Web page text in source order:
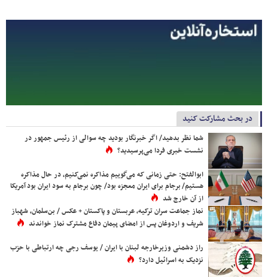
در بحث مشارکت کنید
شما نظر بدهید/ اگر خبرنگار بودید چه سوالی از رئیس جمهور در
نشست خبری فردا می‌پرسیدید؟
ابوالفتح: حتی زمانی که می‌گوییم مذاکره نمی‌کنیم، در حال مذاکره
هستیم/ برجام برای ایران معجزه بود/ چون برجام به سود ایران بود آمریکا
از آن خارج شد
نماز جماعت سران ترکیه، عربستان و پاکستان + عکس / بن‌سلمان، شهباز
شریف و اردوغان پس از امضای پیمان دفاع مشترک نماز خواندند
راز دشمنی وزیرخارجه لبنان با ایران / یوسف رجی چه ارتباطی با حزب
نزدیک به اسرائیل دارد؟